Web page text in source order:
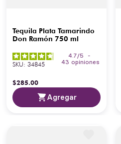
Tequila Plata Tamarindo
Don Ramón 750 ml
4.7/5
-
43 opiniones
SKU: 34845
$285.00
Agregar